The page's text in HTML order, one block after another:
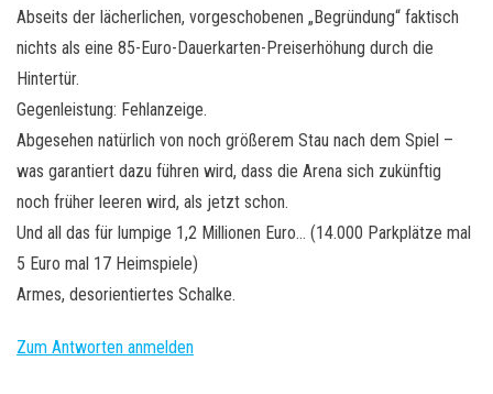
Abseits der lächerlichen, vorgeschobenen „Begründung“ faktisch
nichts als eine 85-Euro-Dauerkarten-Preiserhöhung durch die
Hintertür.
Gegenleistung: Fehlanzeige.
Abgesehen natürlich von noch größerem Stau nach dem Spiel –
was garantiert dazu führen wird, dass die Arena sich zukünftig
noch früher leeren wird, als jetzt schon.
Und all das für lumpige 1,2 Millionen Euro… (14.000 Parkplätze mal
5 Euro mal 17 Heimspiele)
Armes, desorientiertes Schalke.
Zum Antworten anmelden